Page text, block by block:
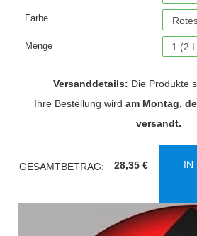
Farbe
Menge
Versanddetails: Die Produkte
Ihre Bestellung wird am Montag,
versandt.
GESAMTBETRAG: 28,35 €
IN